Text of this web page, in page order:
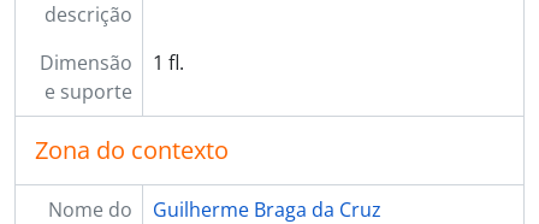
descrição
Dimensão
e suporte
1 fl.
Zona do contexto
Nome do
Guilherme Braga da Cruz